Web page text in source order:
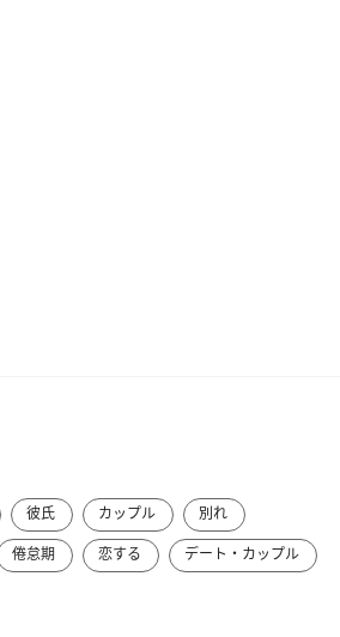
彼氏 カップル
別れ
倦怠期 恋する デート・カップル